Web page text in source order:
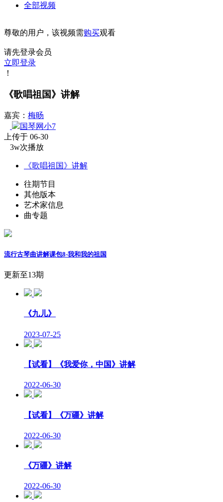
全部视频
尊敬的用户，该视频需购买观看
请先登录会员
立即登录
！
《歌唱祖国》讲解
嘉宾： 梅旸
国琴网小7
上传于 06-30
3w次播放
《歌唱祖国》讲解
往期节目
其他版本
艺术家信息
曲专题
流行古琴曲讲解课包8-我和我的祖国
更新至13期
《九儿》
2023-07-25
【试看】《我爱你，中国》讲解
2022-06-30
【试看】《万疆》讲解
2022-06-30
《万疆》讲解
2022-06-30